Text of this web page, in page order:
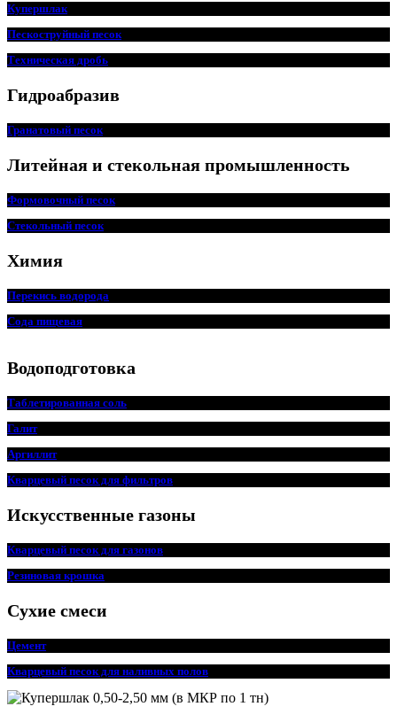
Купершлак
Пескоструйный песок
Техническая дробь
Гидроабразив
Гранатовый песок
Литейная и стекольная промышленность
Формовочный песок
Стекольный песок
Химия
Перекись водорода
Сода пищевая
Водоподготовка
Таблетированная соль
Галит
Аргиллит
Кварцевый песок для фильтров
Искусственные газоны
Кварцевый песок для газонов
Резиновая крошка
Сухие смеси
Цемент
Кварцевый песок для наливных полов